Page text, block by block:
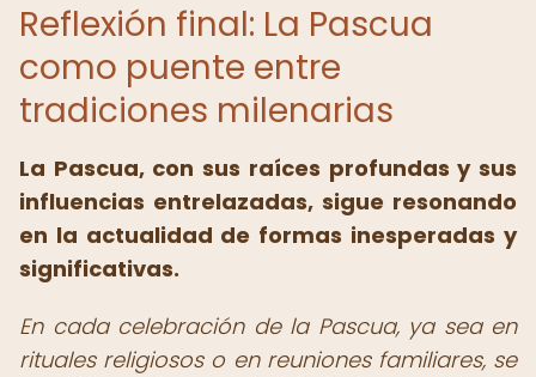
Reflexión final: La Pascua
como puente entre
tradiciones milenarias
La Pascua, con sus raíces profundas y sus
influencias entrelazadas, sigue resonando
en la actualidad de formas inesperadas y
significativas.
En cada celebración de la Pascua, ya sea en
rituales religiosos o en reuniones familiares, se